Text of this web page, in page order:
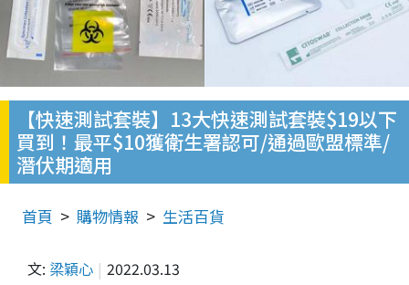
【快速測試套裝】13大快速測試套裝$19以下
買到！最平$10獲衛生署認可/通過歐盟標準/
潛伏期適用
首頁 購物情報 生活百貨
文: 梁穎心 2022.03.13